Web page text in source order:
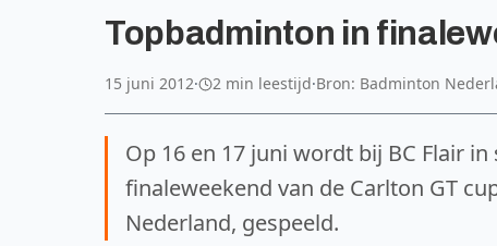
Topbadminton in
15 juni 2012· 2 min leestijd·Bron: Badminton
Op 16 en 17 juni wordt bij BC Flair
finaleweekend van de Carlton GT
Nederland, gespeeld.